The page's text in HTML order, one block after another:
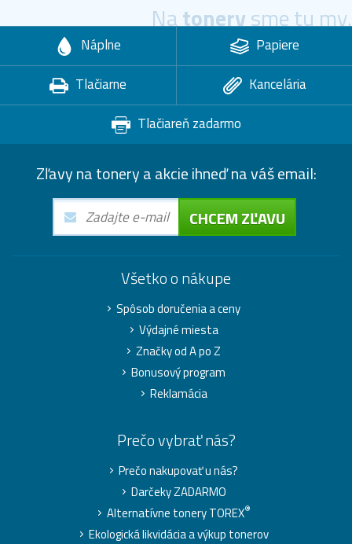
Natonerysme tu my.
Náplne
Papiere
Tlačiarne
Kancelária
Tlačiareň zadarmo
Zľavy na tonery a akcie ihneď na váš email:
CHCEM ZĽAVU
Všetko o nákupe
Spôsob doručenia a ceny
Výdajné miesta
Značky od A po Z
Bonusový program
Reklamácia
Prečo vybrať nás?
Prečo nakupovať u nás?
Darčeky ZADARMO
Alternatívne tonery TOREX®
Ekologická likvidácia a výkup tonerov